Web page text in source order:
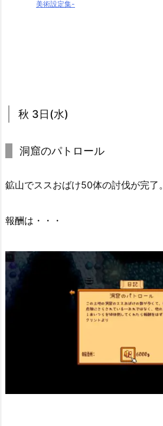
美術設定集-
秋 3日(水)
洞窟のパトロール
鉱山でススおばけ50体の討伐が完了。
報酬は・・・